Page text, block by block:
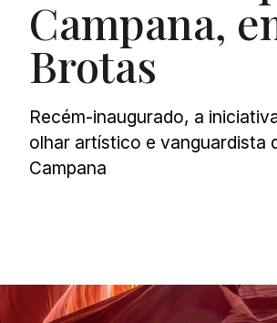
Campana,
Brotas
Recém-inaugurado, a
olhar artístico e vanguardista
Campana